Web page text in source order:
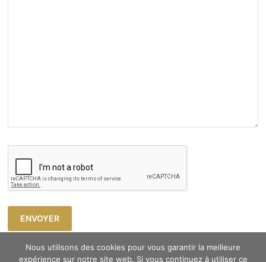
Nous utilisons des cookies pour vous garantir la meilleure
expérience sur notre site web. Si vous continuez à utiliser ce